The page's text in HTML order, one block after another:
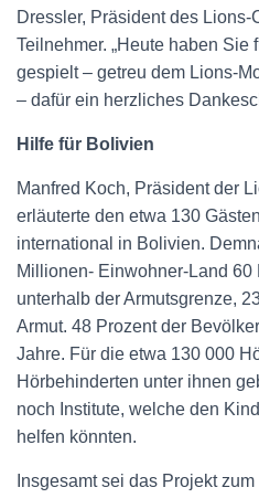
Dressler, Präsident des
Teilnehmer. „Heute haben Sie
gespielt – getreu dem Lions-
– dafür ein herzliches
Hilfe für Bolivien
Manfred Koch, Präsident der
erläuterte den etwa 130
international in Bolivien.
Millionen- Einwohner-Land 60
unterhalb der Armutsgrenze,
Armut. 48 Prozent der
Jahre. Für die etwa 130 000
Hörbehinderten unter ihnen
noch Institute, welche den
helfen könnten.
Insgesamt sei das Projekt